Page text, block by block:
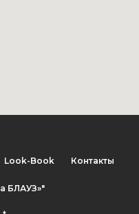
Look-Book Контакты
БЛАУЗ»"